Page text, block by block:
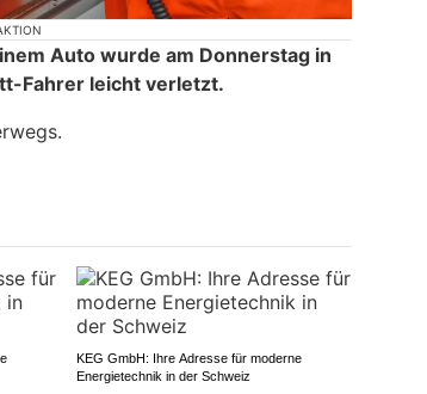
Auto wurde am Donnerstag in
Fahrer leicht verletzt.
KEG GmbH: Ihre Adresse für moderne
Energietechnik in der Schweiz